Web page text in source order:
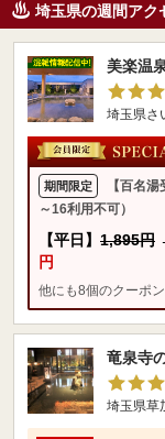
埼玉県の週間アク
美楽温
埼玉県さ
期間限定
【百名
～16利用不可）
【平日】 1,895円
円
他にも8個のクーポン
竜泉寺
埼玉県草